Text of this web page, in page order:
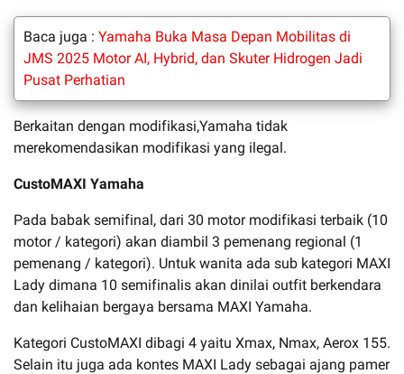
Baca juga : Yamaha Buka Masa Depan Mobilitas di
JMS 2025 Motor AI, Hybrid, dan Skuter Hidrogen Jadi
Pusat Perhatian
Berkaitan dengan modifikasi,Yamaha tidak
merekomendasikan modifikasi yang ilegal.
CustoMAXI Yamaha
Pada babak semifinal, dari 30 motor modifikasi terbaik (10
motor / kategori) akan diambil 3 pemenang regional (1
pemenang / kategori). Untuk wanita ada sub kategori MAXI
Lady dimana 10 semifinalis akan dinilai outfit berkendara
dan kelihaian bergaya bersama MAXI Yamaha.
Kategori CustoMAXI dibagi 4 yaitu Xmax, Nmax, Aerox 155.
Selain itu juga ada kontes MAXI Lady sebagai ajang pamer